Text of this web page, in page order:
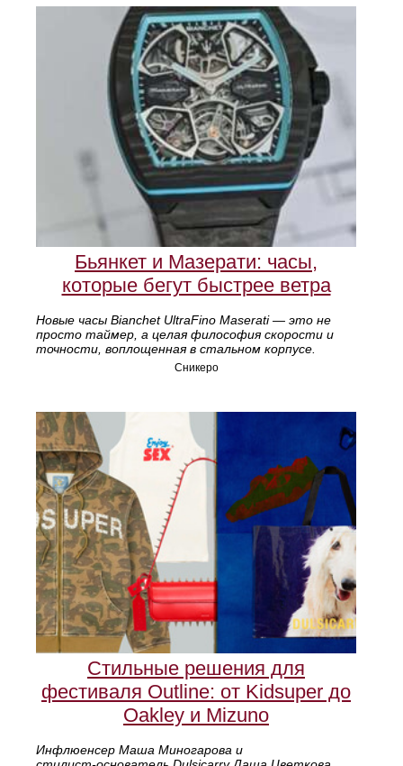
Бьянкет и Мазерати: часы,
которые бегут быстрее ветра
Новые часы Bianchet UltraFino Maserati — это не
просто таймер, а целая философия скорости и
точности, воплощенная в стальном корпусе.
Сникеро
Стильные решения для
фестиваля Outline: от Kidsuper до
Oakley и Mizuno
Инфлюенсер Маша Миногарова и